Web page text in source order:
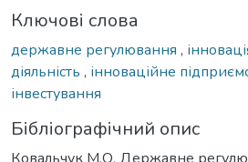
Ключові слова
державне регулювання ,
діяльність , інноваційне
інвестування
Бібліографічний опис